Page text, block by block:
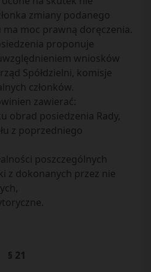
zmiany podanego
moc prawną doręczenia.
proponuje
wniosków
Spółdzielni, komisje
członków.
zawierać:
obrad posiedzenia Rady,
z poprzedniego
poszczególnych
z dokonanych przez nie
§ 21